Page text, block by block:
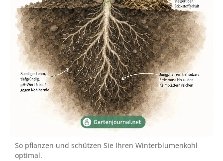
So pflanzen und schützen Sie Ihren Winterblumenkohl
optimal.